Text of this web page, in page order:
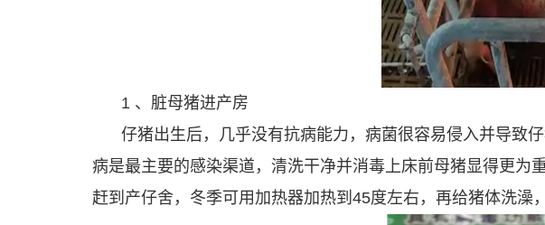
1 、脏母猪进产房
仔猪出生后，几乎没有抗病能力，病菌很容易侵入并导致
病是最主要的感染渠道，清洗干净并消毒上床前母猪显得更为
赶到产仔舍，冬季可用加热器加热到45度左右，再给猪体洗